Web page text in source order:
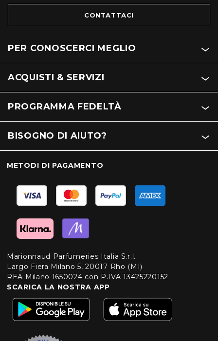
CONTATTACI
PER CONOSCERCI MEGLIO
ACQUISTI & SERVIZI
PROGRAMMA FEDELTÀ
BISOGNO DI AIUTO?
METODI DI PAGAMENTO
Marionnaud Parfumeries Italia S.r.l.
Largo Fiera Milano 5, 20017 Rho (MI)
REA Milano 1650024 con P.IVA 13425220152.
SCARICA LA NOSTRA APP